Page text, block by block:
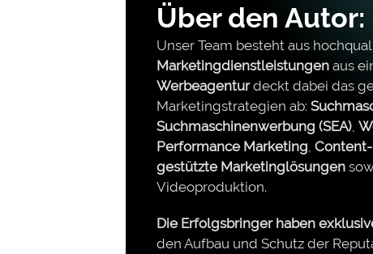
Über den
Unser Team besteht aus
Marketingdienstleistungenaus
Werbeagenturdeckt dabei das
Marketingstrategien ab:
Suchmaschinenwerbung (SEA),
Performance Marketing
gestützte Marketinglösungen
Videoproduktion.
Die Erfolgsbringer haben
den Aufbau und Schutz der